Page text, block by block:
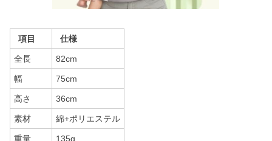
項目 仕様
全長 82cm
幅 75cm
高さ 36cm
素材 綿+ポリエステル
重量 135g